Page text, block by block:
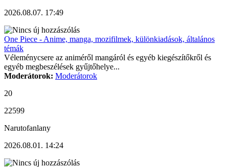
2026.08.07. 17:49
One Piece - Anime, manga, mozifilmek, különkiadások, általános
témák
Véleménycsere az animéről mangáról és egyéb kiegészítőkről és
egyéb megbeszélések gyűjtőhelye...
Moderátorok: Moderátorok
20
22599
Narutofanlany
2026.08.01. 14:24